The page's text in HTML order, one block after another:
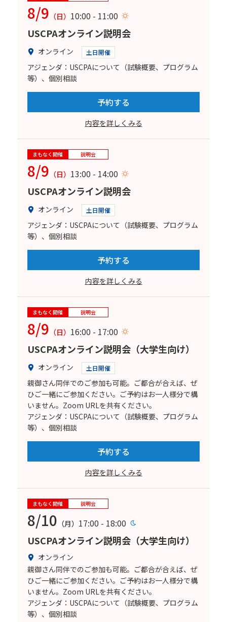
8/9 （日） 10:00 - 11:00
USCPAオンライン説明会
オンライン 土日開催
アジェンダ：USCPAについて（試験概要、プログラム
等）、個別相談
予約する
内容を詳しくみる
まもなく開催 説明会
8/9 （日） 13:00 - 14:00
USCPAオンライン説明会
オンライン 土日開催
アジェンダ：USCPAについて（試験概要、プログラム
等）、個別相談
予約する
内容を詳しくみる
まもなく開催 説明会
8/9 （日） 16:00 - 17:00
USCPAオンライン説明会（大学生向け）
オンライン 土日開催
親御さん同伴でのご参加も可能。ご都合が合えば、ぜ
ひご一緒にご参加ください。ご予約はお一人様分で構
いません。Zoom URLを共有ください。
アジェンダ：USCPAについて（試験概要、プログラム
等）、個別相談
予約する
内容を詳しくみる
まもなく開催 説明会
8/10 （月） 17:00 - 18:00
USCPAオンライン説明会（大学生向け）
オンライン
親御さん同伴でのご参加も可能。ご都合が合えば、ぜ
ひご一緒にご参加ください。ご予約はお一人様分で構
いません。Zoom URLを共有ください。
アジェンダ：USCPAについて（試験概要、プログラム
等）、個別相談